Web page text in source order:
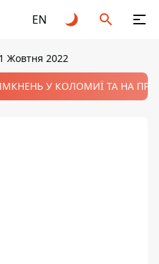
EN
Жовтня 2022
У КОЛОМИЇ ТА НА